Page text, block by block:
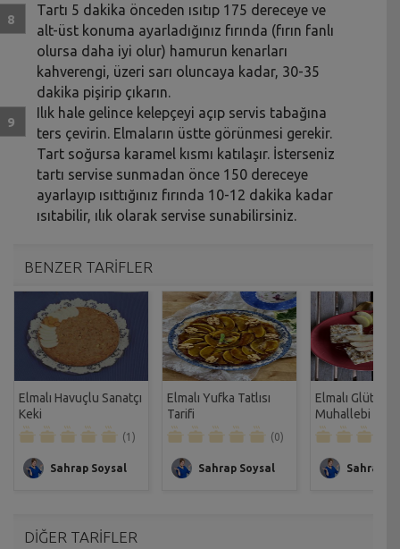
Tartı 5 dakika önceden ısıtıp 175 dereceye ve
alt-üst konuma ayarladığınız fırında (fırın fanlı
olursa daha iyi olur) hamurun kenarları
kahverengi, üzeri sarı oluncaya kadar, 30-35
dakika pişirip çıkarın.
Ilık hale gelince kelepçeyi açıp servis tabağına
ters çevirin. Elmaların üstte görünmesi gerekir.
Tart soğursa karamel kısmı katılaşır. İsterseniz
tartı servise sunmadan önce 150 dereceye
ayarlayıp ısıttığınız fırında 10-12 dakika kadar
ısıtabilir, ılık olarak servise sunabilirsiniz.
BENZER TARİFLER
Elmalı Havuçlu Sanatçı
Keki
(1)
Sahrap Soysal
Elmalı Yufka Tatlısı
Tarifi
(0)
Sahrap Soysal
Elmalı
Muhallebi Tarifi
Sahrap
DİĞER TARİFLER